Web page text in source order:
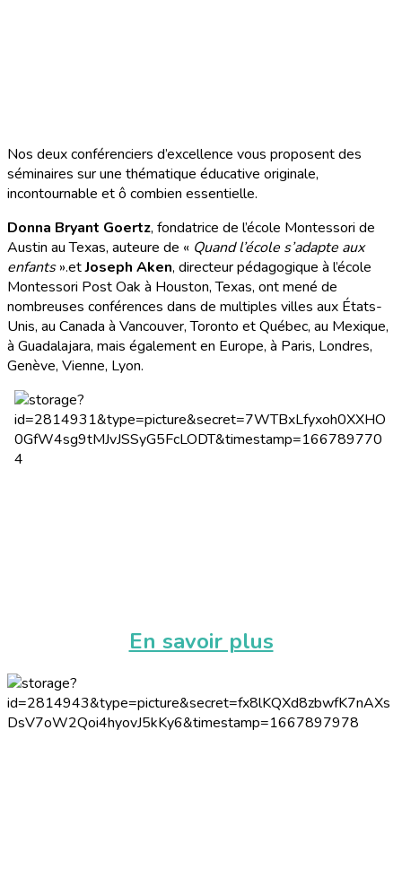
Nos deux conférenciers d’excellence vous proposent des
séminaires sur une thématique éducative originale,
incontournable et ô combien essentielle.
Donna Bryant Goertz, fondatrice de l’école Montessori de
Austin au Texas, auteure de « Quand l’école s’adapte aux
enfants».etJoseph Aken, directeur pédagogique à l’école
Montessori Post Oak à Houston, Texas, ont mené de
nombreuses conférences dans de multiples villes aux États-
Unis, au Canada à Vancouver, Toronto et Québec, au Mexique,
à Guadalajara, mais également en Europe, à Paris, Londres,
Genève, Vienne, Lyon.
En savoir plus